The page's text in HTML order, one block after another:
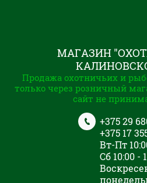
МАГАЗИН
Продажа охотничьих и
только через розничный
сайт не
+375 29
+375 17
Вт-Пт
Сб 10:00 -